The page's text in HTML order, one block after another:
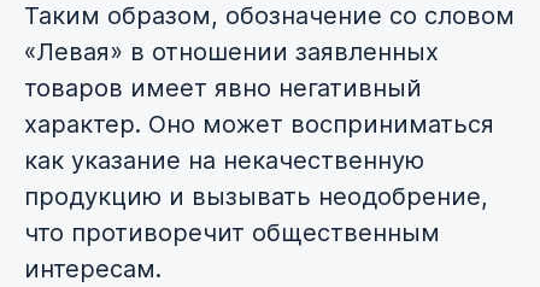
Таким образом, обозначение со словом
«Левая» в отношении заявленных
товаров имеет явно негативный
характер. Оно может восприниматься
как указание на некачественную
продукцию и вызывать неодобрение,
что противоречит общественным
интересам.